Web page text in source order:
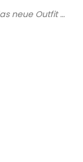
neue Outfit …